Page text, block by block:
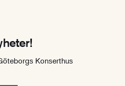
Konserthus